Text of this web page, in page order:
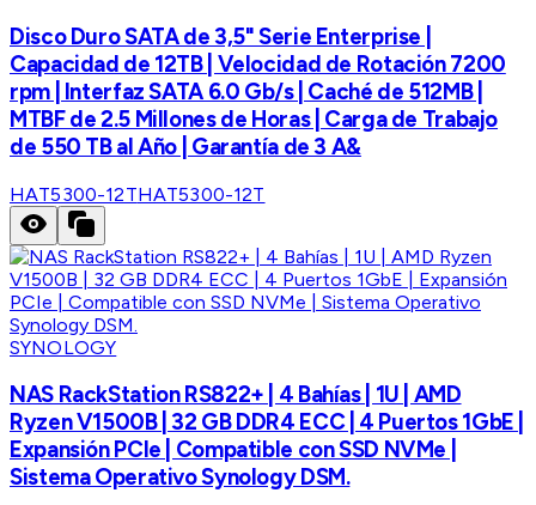
Disco Duro SATA de 3,5" Serie Enterprise |
Capacidad de 12TB | Velocidad de Rotación 7200
rpm | Interfaz SATA 6.0 Gb/s | Caché de 512MB |
MTBF de 2.5 Millones de Horas | Carga de Trabajo
de 550 TB al Año | Garantía de 3 A&
HAT5300-12THAT5300-12T
SYNOLOGY
NAS RackStation RS822+ | 4 Bahías | 1U | AMD
Ryzen V1500B | 32 GB DDR4 ECC | 4 Puertos 1GbE |
Expansión PCIe | Compatible con SSD NVMe |
Sistema Operativo Synology DSM.